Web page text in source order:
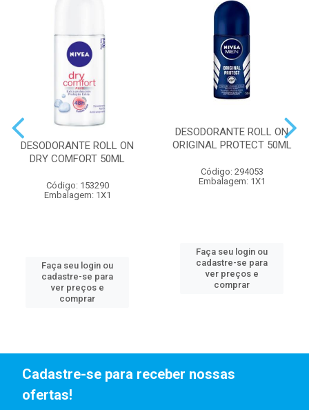
DESODORANTE ROLL ON
DRY COMFORT 50ML
Código: 153290
Embalagem: 1X1
Faça seu login ou
cadastre-se para
ver preços e
comprar
DESODORANTE ROLL ON
ORIGINAL PROTECT 50ML
Código: 294053
Embalagem: 1X1
Faça seu login ou
cadastre-se para
ver preços e
comprar
Cadastre-se para receber nossas
ofertas!